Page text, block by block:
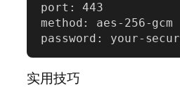
port: 443
method: aes-256-gcm
password: your-
实用技巧